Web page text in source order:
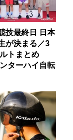
技最終日 日本
が決まる／3
トまとめ
ターハイ自転